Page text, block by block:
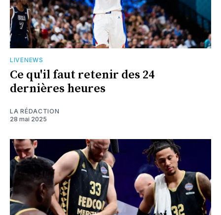
LIVENEWS
Ce qu'il faut retenir des 24
dernières heures
LA RÉDACTION
28 mai 2025